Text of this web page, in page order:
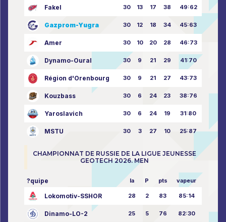
Fakel 30 13 17 38 49:62
Gazprom-Yugra 30 12 18 34 45:63
Amer 30 10 20 28 46:73
Dynamo-Oural 30 9 21 29 41:70
Région d'Orenbourg 30 9 21 27 43:73
Kouzbass 30 6 24 23 38:76
Yaroslavich 30 6 24 19 31:80
MSTU 30 3 27 10 25:87
CHAMPIONNAT DE RUSSIE DE LA LIGUE JEUNESSE
GEOTECH 2026. MEN
?quipe la P pts vapeur
Lokomotiv-SSHOR 28 2 83 85:14
Dinamo-LO-2 25 5 76 82:30